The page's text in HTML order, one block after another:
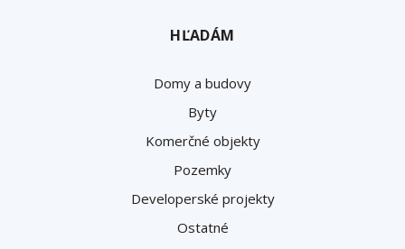
HĽADÁM
Domy a budovy
Byty
Komerčné objekty
Pozemky
Developerské projekty
Ostatné